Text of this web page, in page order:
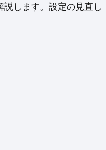
します。設定の見直し